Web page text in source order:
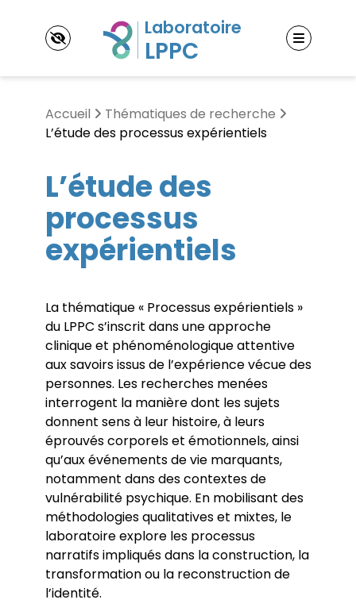
LPPC
Laboratoire Psychopathologie et Processus de
Changement (LPPC)
Contact & accès
Thématiques de recherche
L’étude des processus expérientiels
L’étude des processus d’ajustement
Membres
Doctorants
Post-doctorants
Jeunes docteurs
Chercheurs associés
Publications
Ouvrages
Articles
Chapitres
Communications
Événements
Colloques
Séminaires
Soutenances de thèses et HDR
Accueil
Thématiques de recherche
L’étude des processus expérientiels
L’étude des
processus
expérientiels
La thématique « Processus expérientiels »
du LPPC s’inscrit dans une approche
clinique et phénoménologique attentive
aux savoirs issus de l’expérience vécue des
personnes. Les recherches menées
interrogent la manière dont les sujets
donnent sens à leur histoire, à leurs
éprouvés corporels et émotionnels, ainsi
qu’aux événements de vie marquants,
notamment dans des contextes de
vulnérabilité psychique. En mobilisant des
méthodologies qualitatives et mixtes, le
laboratoire explore les processus
narratifs impliqués dans la construction, la
transformation ou la reconstruction de
l’identité.